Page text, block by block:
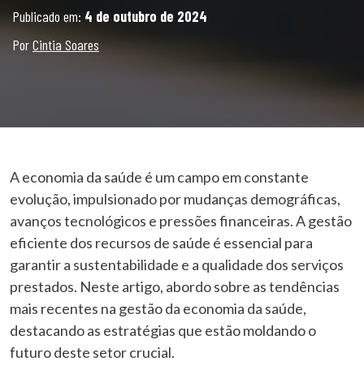
Publicado em: 4 de outubro de 2024
PorCintia Soares
A economia da saúde é um campo em constante
evolução, impulsionado por mudanças demográficas,
avanços tecnológicos e pressões financeiras. A gestão
eficiente dos recursos de saúde é essencial para
garantir a sustentabilidade e a qualidade dos serviços
prestados. Neste artigo, abordo sobre as tendências
mais recentes na gestão da economia da saúde,
destacando as estratégias que estão moldando o
futuro deste setor crucial.